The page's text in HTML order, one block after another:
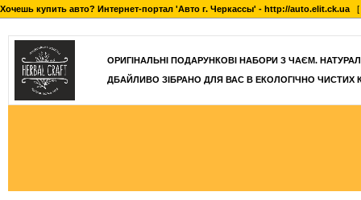
Хочешь купить авто? Интернет-портал 'Авто г. Черкассы' - http://auto.elit.ck.ua [
]
ОРИГІНАЛЬНІ ПОДАРУНКОВІ НАБОРИ З ЧАЄМ.
ДБАЙЛИВО ЗІБРАНО ДЛЯ ВАС В ЕКОЛОГІЧНО ЧИСТИХ